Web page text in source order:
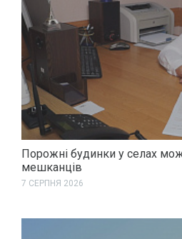
Порожні будинки у селах
мешканців
7 СЕРПНЯ 2026